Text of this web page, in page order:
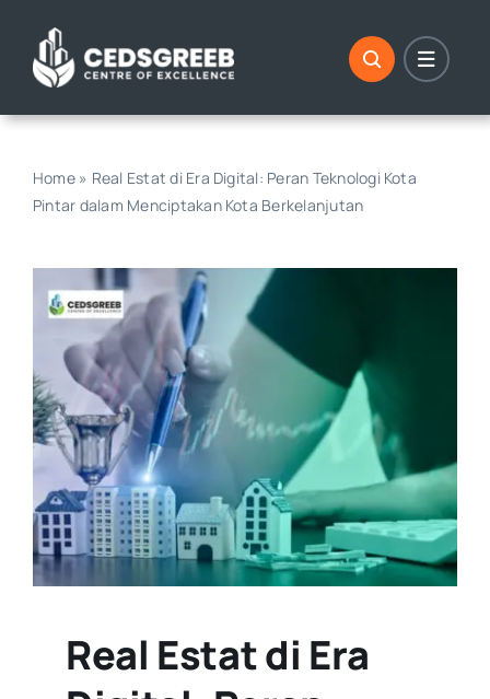
content
Home» Real Estat di Era Digital: Peran Teknologi Kota
Pintar dalam Menciptakan Kota Berkelanjutan
Real Estat di Era